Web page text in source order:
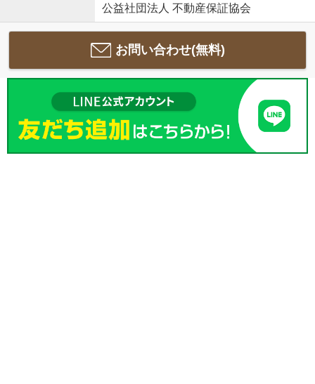
公益社団法人 不動産保証協会
お問い合わせ(無料)